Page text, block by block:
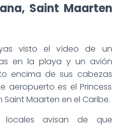
A
Saint Maarten
visto el vídeo de un
en la playa y un avión
encima de sus cabezas
aeropuerto es el Princess
Maarten en el Caribe.
locales avisan de que